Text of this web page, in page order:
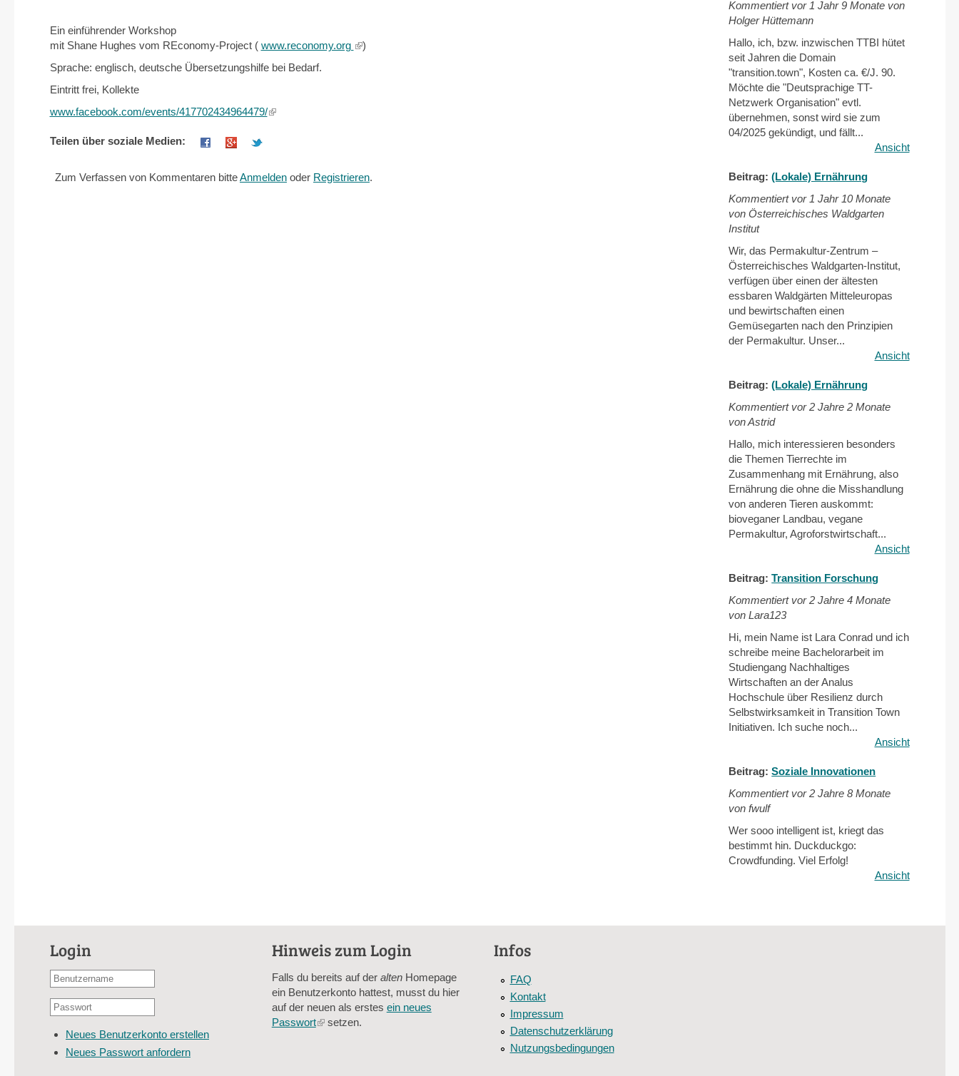
Ein einführender Workshop
mit Shane Hughes vom REconomy-Project ( www.reconomy.org (link
)
Sprache: englisch, deutsche Übersetzungshilfe bei Bedarf.
Eintritt frei, Kollekte
www.facebook.com/events/417702434964479/(link
Teilen über soziale Medien:
Zum Verfassen von Kommentaren bitteAnmelden oder Registrieren.
Kommentiert vor 1 Jahr 9 Monate von
Holger Hüttemann
Hallo, ich, bzw. inzwischen TTBI hütet
seit Jahren die Domain
"transition.town", Kosten ca. €/J. 90.
Möchte die "Deutsprachige TT-
Netzwerk Organisation" evtl.
übernehmen, sonst wird sie zum
04/2025 gekündigt, und fällt...
Ansicht
Beitrag:(Lokale) Ernährung
Kommentiert vor 1 Jahr 10 Monate
von Österreichisches Waldgarten
Institut
Wir, das Permakultur-Zentrum –
Österreichisches Waldgarten-Institut,
verfügen über einen der ältesten
essbaren Waldgärten Mitteleuropas
und bewirtschaften einen
Gemüsegarten nach den Prinzipien
der Permakultur. Unser...
Ansicht
Beitrag:(Lokale) Ernährung
Kommentiert vor2 Jahre 2 Monate
von Astrid
Hallo, mich interessieren besonders
die Themen Tierrechte im
Zusammenhang mit Ernährung, also
Ernährung die ohne die Misshandlung
von anderen Tieren auskommt:
bioveganer Landbau, vegane
Permakultur, Agroforstwirtschaft...
Ansicht
Beitrag:Transition Forschung
Kommentiert vor2 Jahre 4 Monate
von Lara123
Hi, mein Name ist Lara Conrad und ich
schreibe meine Bachelorarbeit im
Studiengang Nachhaltiges
Wirtschaften an der Analus
Hochschule über Resilienz durch
Selbstwirksamkeit in Transition Town
Initiativen. Ich suche noch...
Ansicht
Beitrag:Soziale Innovationen
Kommentiert vor2 Jahre 8 Monate
von fwulf
Wer sooo intelligent ist, kriegt das
bestimmt hin. Duckduckgo:
Crowdfunding. Viel Erfolg!
Ansicht
Login
Benutzername
E-
Adresse
Passwort
Neues Benutzerkonto erstellen
Neues Passwort anfordern
Hinweis zum Login
Falls du bereits auf der altenHomepage
ein Benutzerkonto hattest, musst du hier
auf der neuen als erstes ein neues
Passwort(linksetzen.
Infos
FAQ
Kontakt
Impressum
Datenschutzerklärung
Nutzungsbedingungen